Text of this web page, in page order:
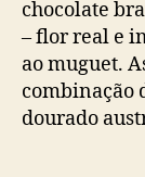
chocolate
– flor real e
ao muguet.
combinação
dourado